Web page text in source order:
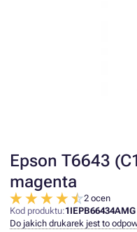
Epson T6643
magenta
2 ocen
Kod produktu:1IEPB66434AMG
Do jakich drukarek jest to